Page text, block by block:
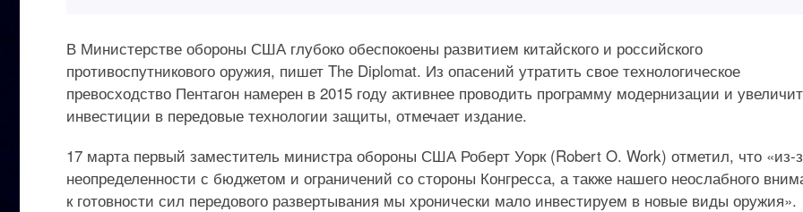
В Министерстве обороны США глубоко обеспокоены развитием китайского и российского
противоспутникового оружия, пишет The Diplomat. Из опасений утратить свое технологическое
превосходство Пентагон намерен в 2015 году активнее проводить программу модернизации и
инвестиции в передовые технологии защиты, отмечает издание.
17 марта первый заместитель министра обороны США Роберт Уорк (Robert O. Work) отметил, что «из-
неопределенности с бюджетом и ограничений со стороны Конгресса, а также нашего неослабного
к готовности сил передового развертывания мы хронически мало инвестируем в новые виды оружия».